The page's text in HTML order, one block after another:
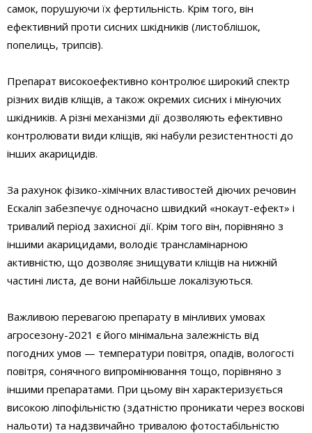
самок, порушуючи їх фертильність. Крім того, він
ефективний проти сисних шкідників (листоблішок,
попелиць, трипсів).
Препарат високоефективно контролює широкий спектр
різних видів кліщів, а також окремих сисних і мінуючих
шкідників. А різні механізми дії дозволяють ефективно
контролювати види кліщів, які набули резистентності до
інших акарицидів.
За рахунок фізико-хімічних властивостей діючих речовин
Ескаліп забезпечує одночасно швидкий «нокаут-ефект» і
тривалий період захисної дії. Крім того він, порівняно з
іншими акарицидами, володіє трансламінарною
активністю, що дозволяє знищувати кліщів на нижній
частині листа, де вони найбільше локалізуються.
Важливою перевагою препарату в мінливих умовах
агросезону-2021 є його мінімальна залежність від
погодних умов — температури повітря, опадів, вологості
повітря, сонячного випромінювання тощо, порівняно з
іншими препаратами. При цьому він характеризується
високою ліпофільністю (здатністю проникати через воскові
нальоти) та надзвичайно тривалою фотостабільністю